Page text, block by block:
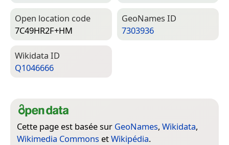
Open location code
7C49HR2F+HM
Geo­Names ID
7303936
Wiki­data ID
Q1046666
Cette page est basée sur GeoNames, Wikidata,
Wikimedia Commons etWikipédia.